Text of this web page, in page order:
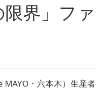
限界」
・六本木）生産